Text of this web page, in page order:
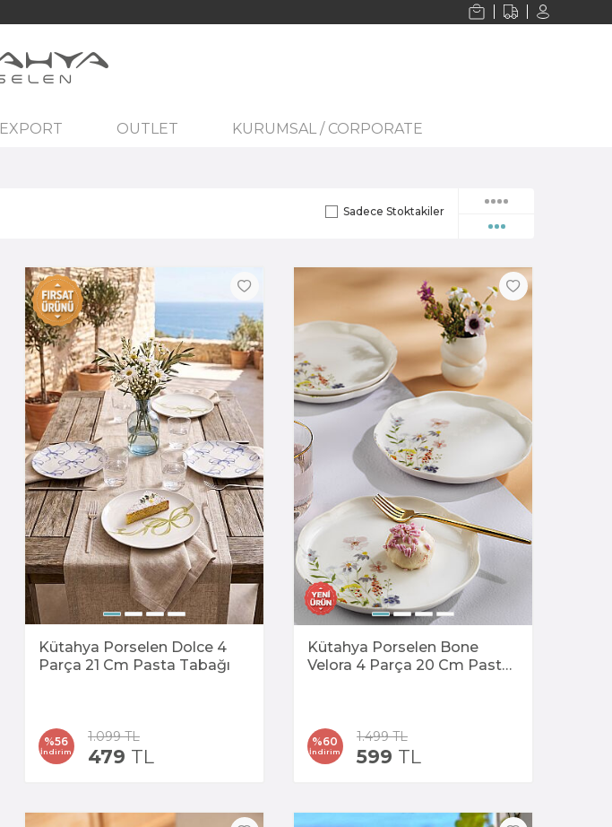
EXPORT OUTLET KURUMSAL / CORPORATE
Sadece Stoktakiler
Kütahya Porselen Dolce 4
Parça 21 Cm Pasta Tabağı
%56
İndirim
1.099TL
479 TL
Kütahya Porselen Bone
Velora 4 Parça 20 Cm Pasta
%60
İndirim
1.499TL
599 TL